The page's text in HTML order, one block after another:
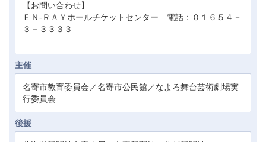
【お問い合わせ】
ＥＮ-ＲＡＹホールチケットセンター 電話：０１６５４－
３－３３３３
主催
名寄市教育委員会／名寄市公民館／なよろ舞台芸術劇場実
行委員会
後援